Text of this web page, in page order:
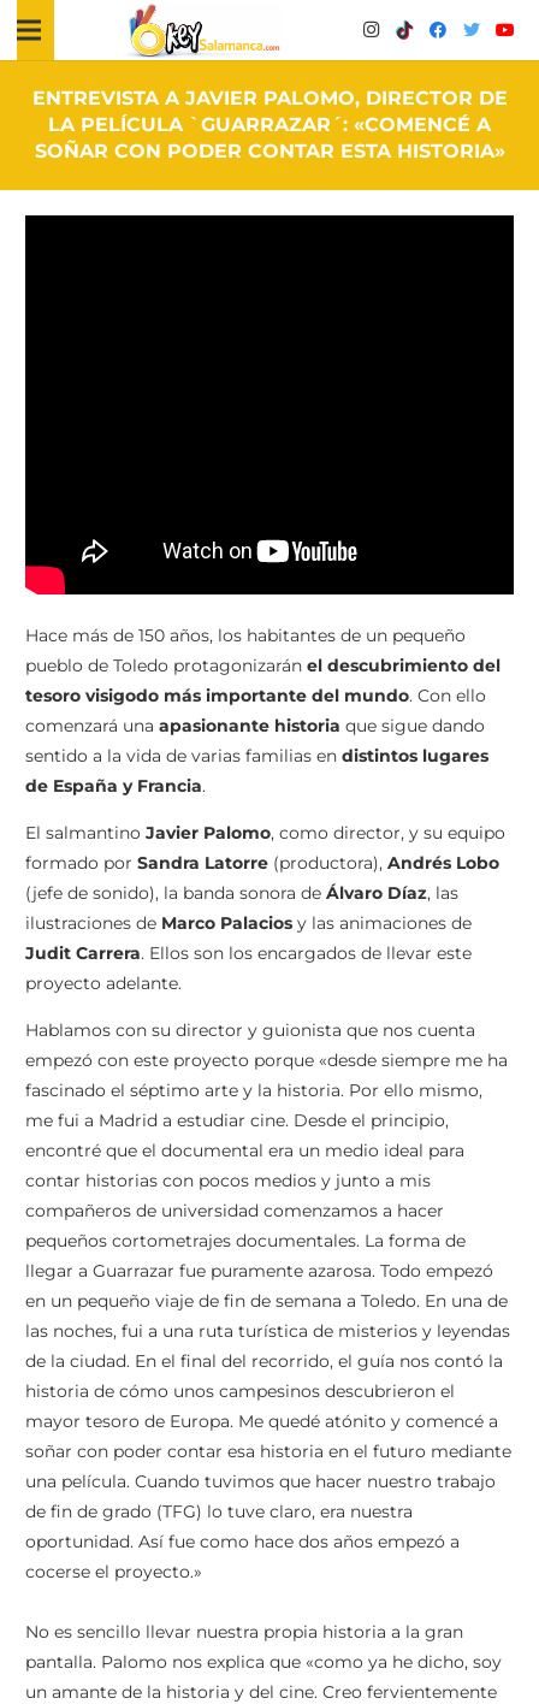
ENTREVISTA A JAVIER PALOMO, DIRECTOR DE
LA PELÍCULA `GUARRAZAR´: «COMENCÉ A
SOÑAR CON PODER CONTAR ESTA HISTORIA»
Hace más de 150 años, los habitantes de un pequeño
pueblo de Toledo protagonizarán el descubrimiento del
tesoro visigodo más importante del mundo. Con ello
comenzará una apasionante historia que sigue dando
sentido a la vida de varias familias en distintos lugares
de España y Francia.
El salmantino Javier Palomo, como director, y su equipo
formado por Sandra Latorre (productora), Andrés Lobo
(jefe de sonido), la banda sonora de Álvaro Díaz, las
ilustraciones de Marco Palacios y las animaciones de
Judit Carrera. Ellos son los encargados de llevar este
proyecto adelante.
Hablamos con su director y guionista que nos cuenta
empezó con este proyecto porque «desde siempre me ha
fascinado el séptimo arte y la historia. Por ello mismo,
me fui a Madrid a estudiar cine. Desde el principio,
encontré que el documental era un medio ideal para
contar historias con pocos medios y junto a mis
compañeros de universidad comenzamos a hacer
pequeños cortometrajes documentales. La forma de
llegar a Guarrazar fue puramente azarosa. Todo empezó
en un pequeño viaje de fin de semana a Toledo. En una de
las noches, fui a una ruta turística de misterios y leyendas
de la ciudad. En el final del recorrido, el guía nos contó la
historia de cómo unos campesinos descubrieron el
mayor tesoro de Europa. Me quedé atónito y comencé a
soñar con poder contar esa historia en el futuro mediante
una película. Cuando tuvimos que hacer nuestro trabajo
de fin de grado (TFG) lo tuve claro, era nuestra
oportunidad. Así fue como hace dos años empezó a
cocerse el proyecto.»
No es sencillo llevar nuestra propia historia a la gran
pantalla. Palomo nos explica que «como ya he dicho, soy
un amante de la historia y del cine. Creo fervientemente